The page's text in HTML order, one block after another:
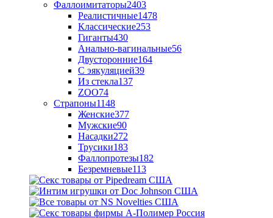
Фаллоимитаторы2403
Реалистичные1478
Классические253
Гиганты430
Анально-вагинальные56
Двусторонние164
С эякуляцией39
Из стекла137
ZOO74
Страпоны1148
Женские377
Мужские90
Насадки272
Трусики183
Фаллопротезы182
Безремневые113